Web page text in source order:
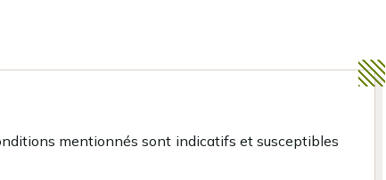
mentionnés sont indicatifs et susceptibles